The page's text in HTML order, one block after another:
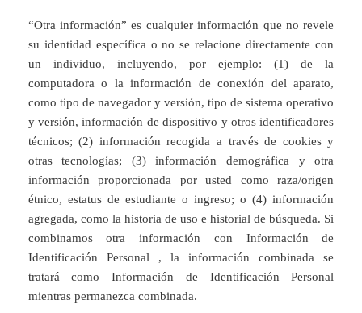
“Otra información” es cualquier información que no revele
su identidad específica o no se relacione directamente con
un individuo, incluyendo, por ejemplo: (1) de la
computadora o la información de conexión del aparato,
como tipo de navegador y versión, tipo de sistema operativo
y versión, información de dispositivo y otros identificadores
técnicos; (2) información recogida a través de cookies y
otras tecnologías; (3) información demográfica y otra
información proporcionada por usted como raza/origen
étnico, estatus de estudiante o ingreso; o (4) información
agregada, como la historia de uso e historial de búsqueda. Si
combinamos otra información con Información de
Identificación Personal , la información combinada se
tratará como Información de Identificación Personal
mientras permanezca combinada.